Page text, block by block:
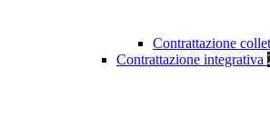
Contrattazione
Contrattazione integrativa